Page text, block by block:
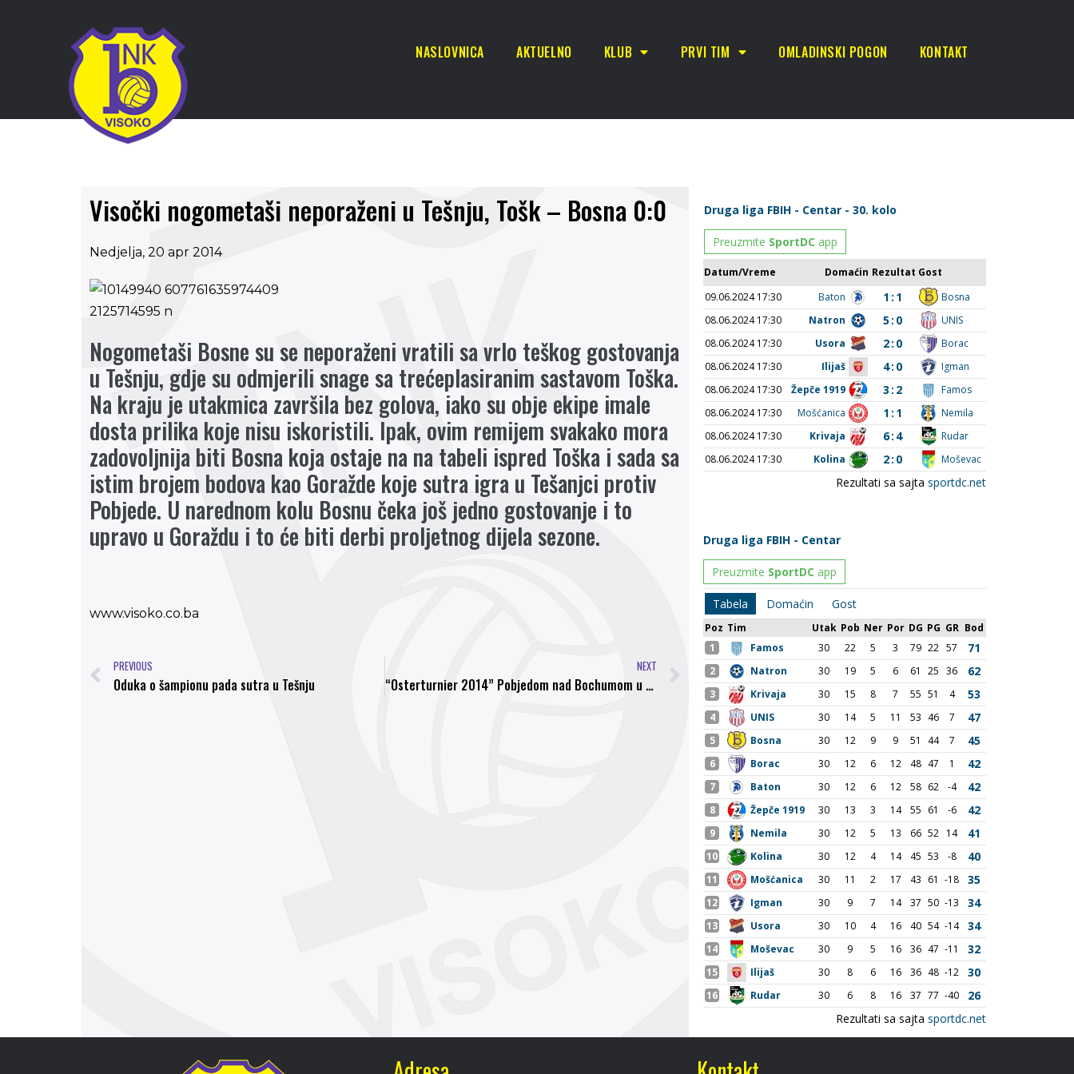
NASLOVNICA AKTUELNO KLUB PRVI TIM OMLADINSKI POGON KONTAKT
Visočki nogometaši neporaženi u Tešnju, Tošk – Bosna 0:0
Nedjelja, 20 apr 2014
Nogometaši Bosne su se neporaženi vratili sa vrlo teškog gostovanja
u Tešnju, gdje su odmjerili snage sa trećeplasiranim sastavom Toška.
Na kraju je utakmica završila bez golova, iako su obje ekipe imale
dosta prilika koje nisu iskoristili. Ipak, ovim remijem svakako mora
zadovoljnija biti Bosna koja ostaje na na tabeli ispred Toška i sada sa
istim brojem bodova kao Goražde koje sutra igra u Tešanjci protiv
Pobjede. U narednom kolu Bosnu čeka još jedno gostovanje i to
upravo u Goraždu i to će biti derbi proljetnog dijela sezone.
www.visoko.co.ba
PREVIOUS
Oduka o šampionu pada sutra u Tešnju
NEXT
“Osterturnier 2014” Pobjedom nad Bochumom u finalu, kadeti Bosne osvojili turnir u Berlinu